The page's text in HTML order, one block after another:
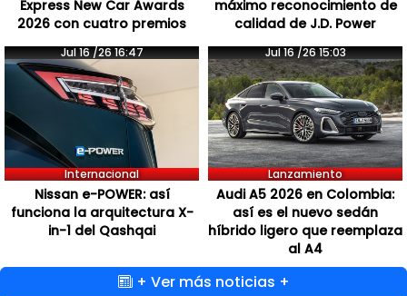
Express New Car Awards
2026 con cuatro premios
máximo reconocimiento de
calidad de J.D. Power
Jul 16 /26 16:47
Internacional
Nissan e-POWER: así
funciona la arquitectura X-
in-1 del Qashqai
Jul 16 /26 15:03
Lanzamiento
Audi A5 2026 en Colombia:
así es el nuevo sedán
híbrido ligero que reemplaza
al A4
+ Ver más noticias +